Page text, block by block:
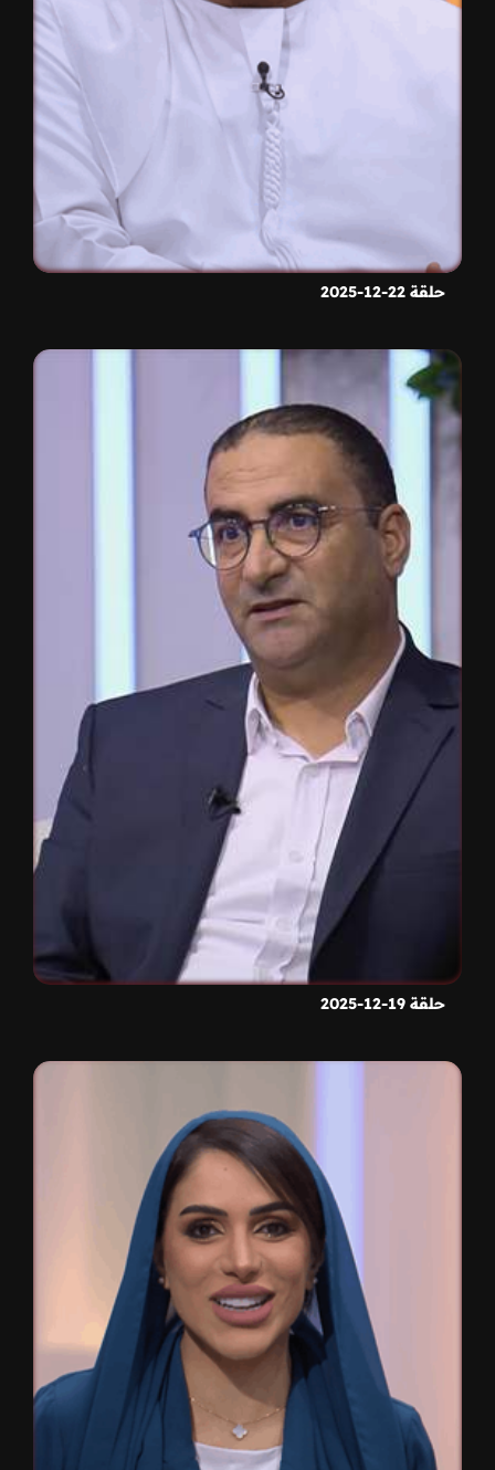
حلقة 22-12-2025
حلقة 19-12-2025